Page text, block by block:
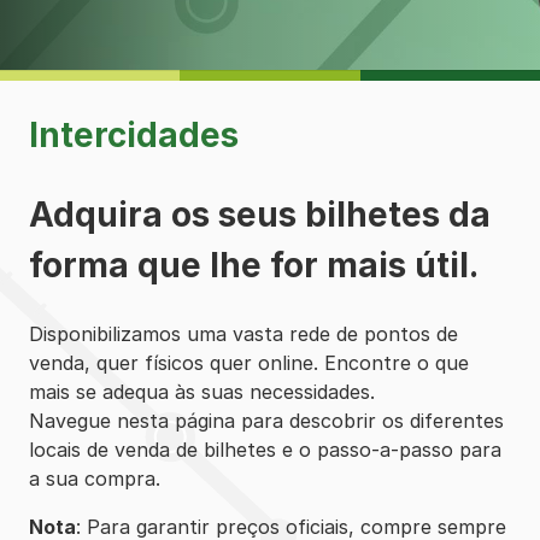
Intercidades
Adquira os seus bilhetes da
forma que lhe for mais útil.
Disponibilizamos uma vasta rede de pontos de
venda, quer físicos quer online. Encontre o que
mais se adequa às suas necessidades.
Navegue nesta página para descobrir os diferentes
locais de venda de bilhetes e o passo-a-passo para
a sua compra.
Nota: Para garantir preços oficiais, compre sempre